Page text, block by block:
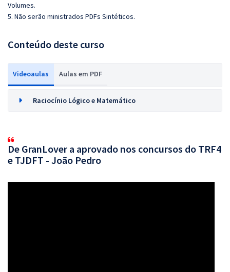
Volumes.
5. Não serão ministrados PDFs Sintéticos.
Conteúdo deste curso
Videoaulas Aulas em PDF
Raciocínio Lógico e Matemático
De GranLover a aprovado nos concursos do TRF4
e TJDFT - João Pedro